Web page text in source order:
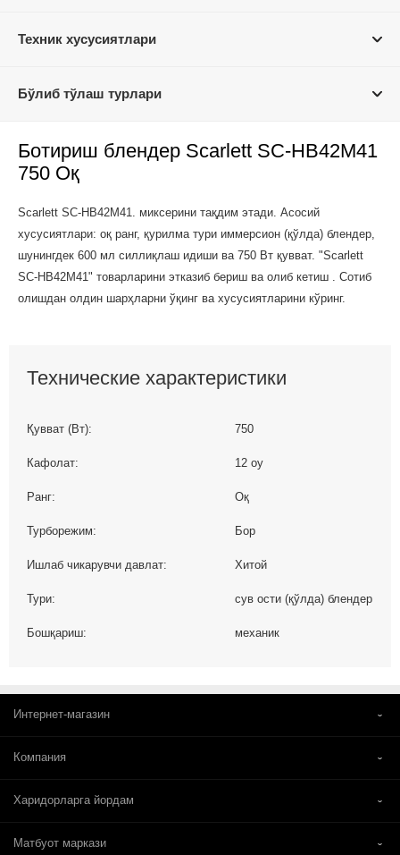
Техник хусусиятлари
Бўлиб тўлаш турлари
Ботириш блендер Scarlett SC-HB42M41
750 Оқ
Scarlett SC-HB42M41. миксерини тақдим этади. Асосий
хусусиятлари: оқ ранг, қурилма тури иммерсион (қўлда) блендер,
шунингдек 600 мл силлиқлаш идиши ва 750 Вт қувват. "Scarlett
SC-HB42M41" товарларини этказиб бериш ва олиб кетиш . Сотиб
олишдан олдин шарҳларни ўқинг ва хусусиятларини кўринг.
Технические характеристики
Қувват (Вт): 750
Кафолат: 12 oy
Ранг: Оқ
Турборежим: Бор
Ишлаб чикарувчи давлат: Хитой
Тури: сув ости (қўлда) блендер
Бошқариш: механик
Интернет-магазин
Компания
Харидорларга йордам
Матбуот маркази